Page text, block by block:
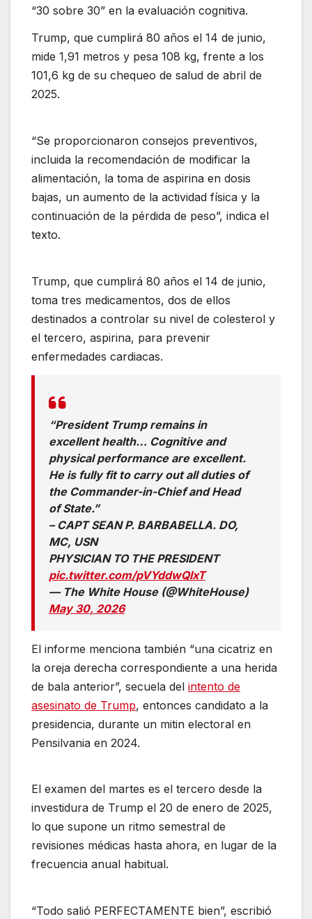
“30 sobre 30” en la evaluación cognitiva.
Trump, que cumplirá 80 años el 14 de junio,
mide 1,91 metros y pesa 108 kg, frente a los
101,6 kg de su chequeo de salud de abril de
2025.
“Se proporcionaron consejos preventivos,
incluida la recomendación de modificar la
alimentación, la toma de aspirina en dosis
bajas, un aumento de la actividad física y la
continuación de la pérdida de peso”, indica el
texto.
Trump, que cumplirá 80 años el 14 de junio,
toma tres medicamentos, dos de ellos
destinados a controlar su nivel de colesterol y
el tercero, aspirina, para prevenir
enfermedades cardiacas.
“President Trump remains in
excellent health… Cognitive and
physical performance are excellent.
He is fully fit to carry out all duties of
the Commander-in-Chief and Head
of State.”
– CAPT SEAN P. BARBABELLA. DO,
MC, USN
PHYSICIAN TO THE PRESIDENT
pic.twitter.com/pVYddwQIxT
— The White House (@WhiteHouse)
May 30, 2026
El informe menciona también “una cicatriz en
la oreja derecha correspondiente a una herida
de bala anterior”, secuela del intento de
asesinato de Trump, entonces candidato a la
presidencia, durante un mitin electoral en
Pensilvania en 2024.
El examen del martes es el tercero desde la
investidura de Trump el 20 de enero de 2025,
lo que supone un ritmo semestral de
revisiones médicas hasta ahora, en lugar de la
frecuencia anual habitual.
“Todo salió PERFECTAMENTE bien”, escribió